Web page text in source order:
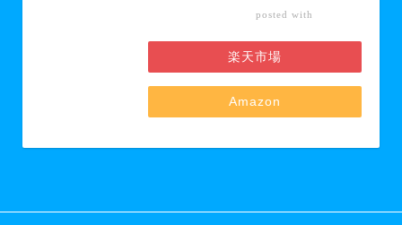
posted with
楽天市場
Amazon